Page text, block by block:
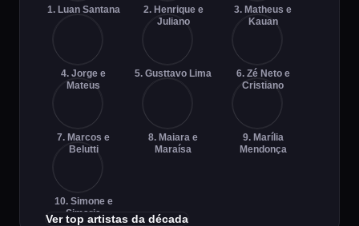
1. Luan Santana
2. Henrique e
Juliano
3. Matheus e
Kauan
4. Jorge e
Mateus
5. Gusttavo Lima
6. Zé Neto e
Cristiano
7. Marcos e
Belutti
8. Maiara e
Maraísa
9. Marília
Mendonça
10. Simone e
Simaria
Ver top artistas da década